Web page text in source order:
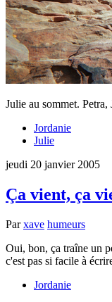
Julie au sommet.
Jordanie
Julie
jeudi 20 janvier 2005
Ça vient, ça
Parxave humeurs
Oui, bon, ça traîne un
c'est pas si facile à
Jordanie